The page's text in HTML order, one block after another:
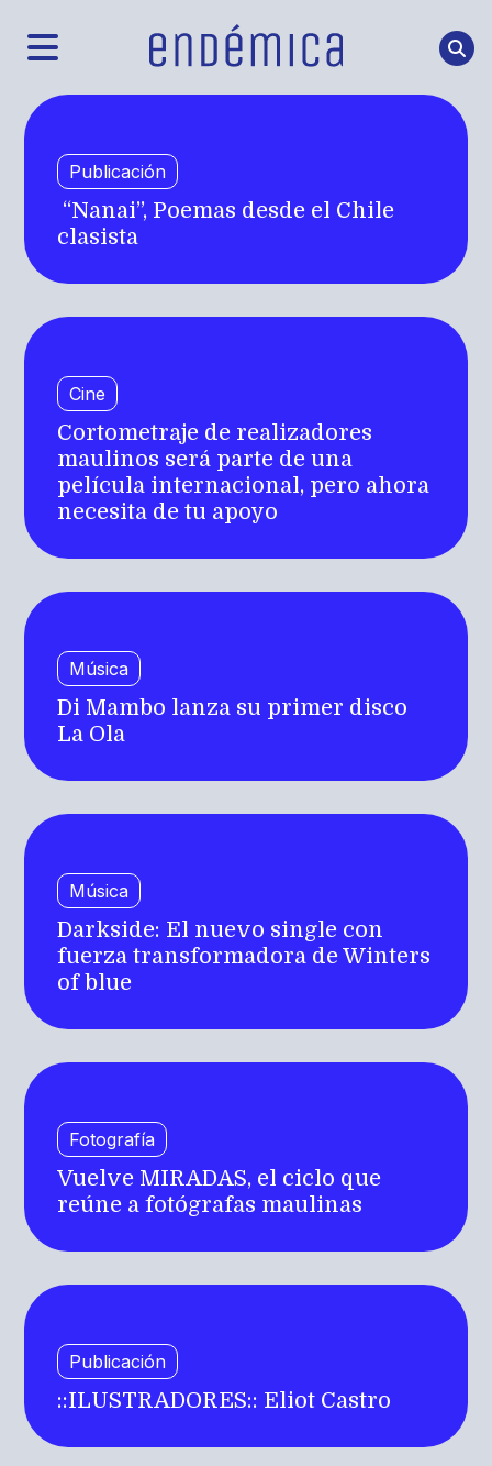
Publicación
“Nanai”, Poemas desde el Chile
clasista
Cine
Cortometraje de realizadores
maulinos será parte de una
película internacional, pero ahora
necesita de tu apoyo
Música
Di Mambo lanza su primer disco
La Ola
Música
Darkside: El nuevo single con
fuerza transformadora de Winters
of blue
Fotografía
Vuelve MIRADAS, el ciclo que
reúne a fotógrafas maulinas
Publicación
::ILUSTRADORES:: Eliot Castro